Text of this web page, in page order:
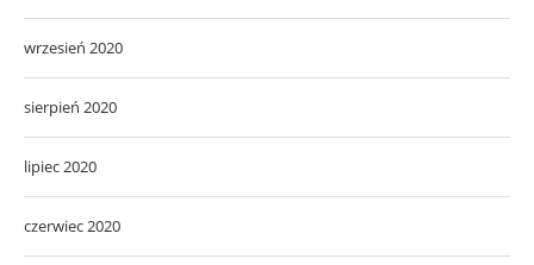
wrzesień 2020
sierpień 2020
lipiec 2020
czerwiec 2020